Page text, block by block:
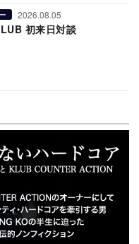
2026.08.05
初来日対談